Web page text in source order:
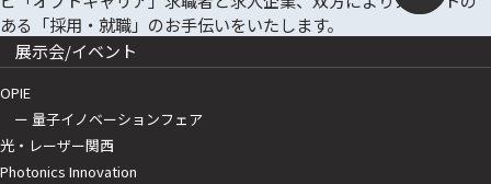
展示会/イベント
OPIE
ー 量子イノベーションフェア
光・レーザー関西
Photonics Innovation